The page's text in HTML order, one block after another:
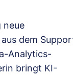
neue
dem
Analytics-
bringt KI-